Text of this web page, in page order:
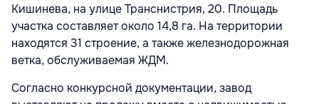
Кишинева, на улице Транснистрия, 20. Площадь
участка составляет около 14,8 га. На территории
находятся 31 строение, а также железнодорожная
ветка, обслуживаемая ЖДМ.
Согласно конкурсной документации, завод